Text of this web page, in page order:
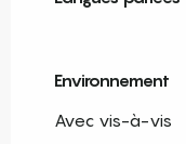
Environnement
Environnement
Avec vis-à-vis